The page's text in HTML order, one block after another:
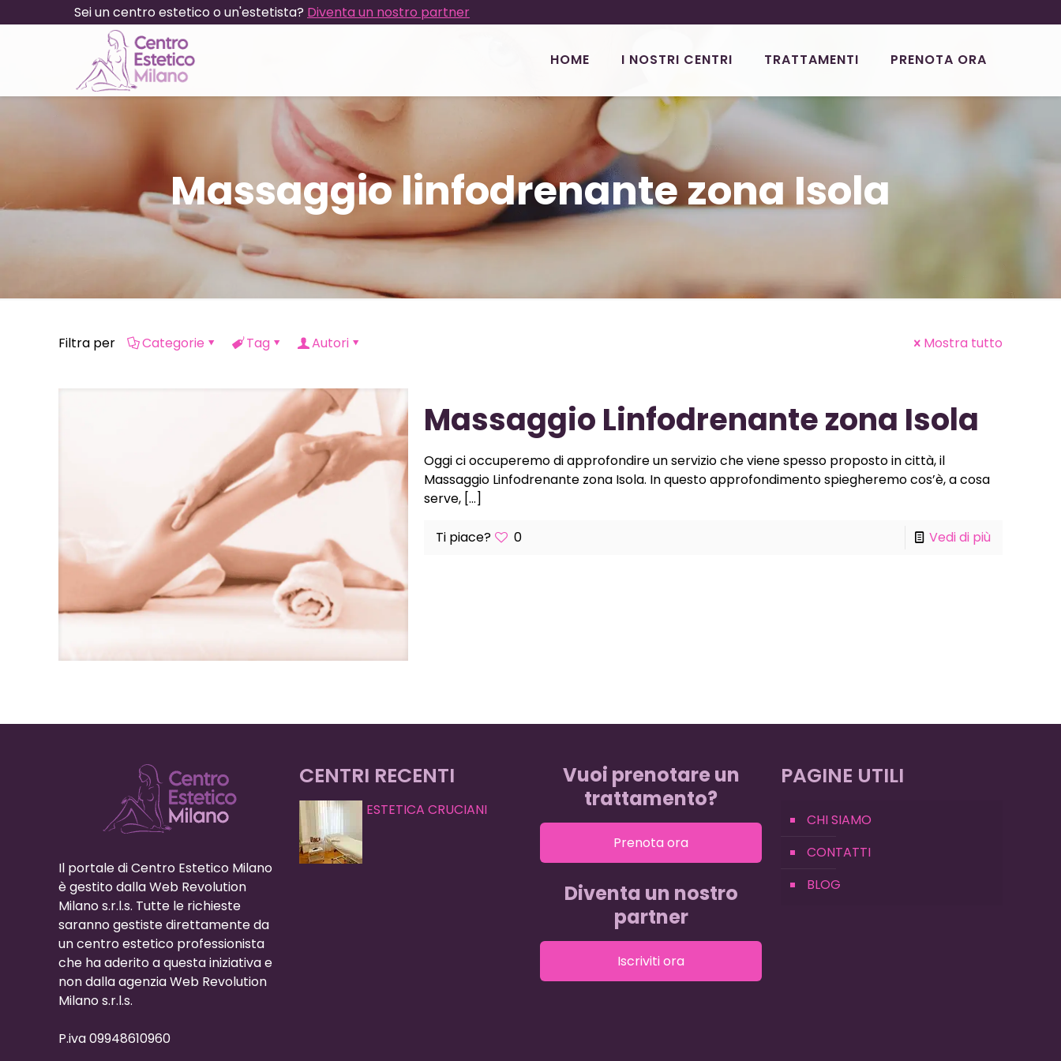
Sei un centro estetico o un'estetista? Diventa un nostro partner
HOME I NOSTRI CENTRI TRATTAMENTI PRENOTA ORA
Massaggio linfodrenante zona Isola
Filtra per Categorie Tag Autori Mostra tutto
Massaggio Linfodrenante zona Isola
Oggi ci occuperemo di approfondire un servizio che viene spesso proposto in città, il
Massaggio Linfodrenante zona Isola. In questo approfondimento spiegheremo cos’è, a cosa
serve,[…]
Ti piace? 0 Vedi di più
Il portale di Centro Estetico Milano
è gestito dalla Web Revolution
Milano s.r.l.s. Tutte le richieste
saranno gestiste direttamente da
un centro estetico professionista
che ha aderito a questa iniziativa e
non dalla agenzia Web Revolution
Milano s.r.l.s.
P.iva 09948610960
CENTRI RECENTI
ESTETICA CRUCIANI
Vuoi prenotare un
trattamento?
Prenota ora
Diventa un nostro
partner
Iscriviti ora
PAGINE UTILI
CHI SIAMO
CONTATTI
BLOG